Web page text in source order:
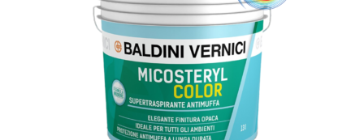
essere
scelte
nella
pagina
del
prodotto